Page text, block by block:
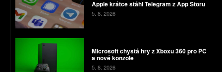
Apple krátce stáhl Telegram z App Storu
5. 8. 2026
Microsoft chystá hry z Xboxu 360 pro PC
a nové konzole
5. 8. 2026